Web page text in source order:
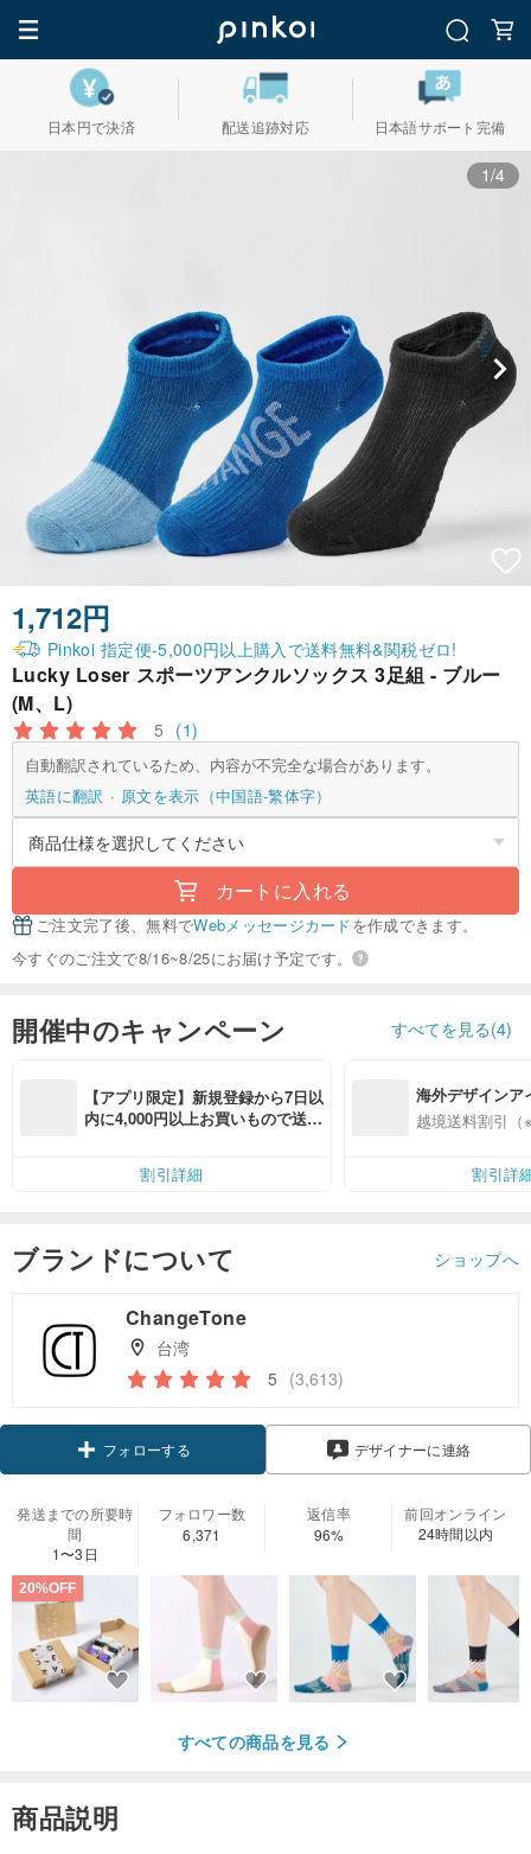
日本円で決済 配送追跡対応 日本語サポート完備
1/4
1,712円
Pinkoi 指定便-5,000円以上購入で送料無料&関税ゼロ!
Lucky Loser スポーツアンクルソックス 3足組 - ブルー
(M、L)
5 (1)
自動翻訳されているため、内容が不完全な場合があります。
英語に翻訳
原文を表示（中国語-繁体字）
カートに入れる
ご注文完了後、無料でWebメッセージカードを作成できます。
今すぐのご注文で8/16~8/25にお届け予定です。
開催中のキャンペーン すべてを見る(4)
【アプリ限定】新規登録から7日以
内に4,000円以上お買いもので送料
割引詳細
海外デザインア
入
越境送料割引（
割引詳
ブランドについて ショップへ
ChangeTone
台湾
5 (3,613)
フォローする デザイナーに連絡
発送までの所要時
間
1〜3日
フォロワー数
6,371
返信率
96%
前回オンライン
24時間以内
20%OFF
すべての商品を見る
商品説明